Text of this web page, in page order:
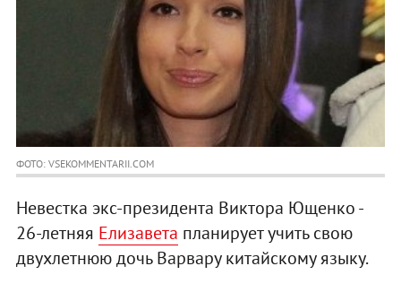
ФОТО: VSEKOMMENTARII.COM
Невестка экс-президента Виктора Ющенко -
26-летняя Елизавета планирует учить свою
двухлетнюю дочь Варвару китайскому языку.